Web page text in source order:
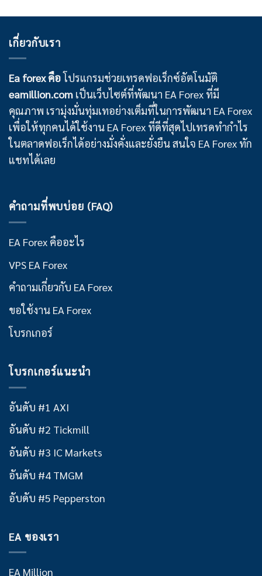
เกี่ยวกับเรา
Ea forex คือโปรแกรมช่วยเทรดฟอเร็กซ์อัตโนมัติ
eamillion.com เป็นเว็บไซต์ที่พัฒนา EA Forex ที่มี
คุณภาพ เรามุ่งมั่นทุ่มเทอย่างเต็มที่ในการพัฒนา EA Forex
เพื่อให้ทุกคนได้ใช้งาน EA Forex ที่ดีที่สุดไปเทรดทำกำไร
ในตลาดฟอเร็กได้อย่างมั่งคั่งและยั่งยืน สนใจ EA Forex ทัก
แชทได้เลย
คำถามที่พบบ่อย (FAQ)
EA Forex คืออะไร
VPS EA Forex
คำถามเกี่ยวกับ EA Forex
ขอใช้งาน EA Forex
โบรกเกอร์
โบรกเกอร์แนะนำ
อันดับ #1 AXI
อันดับ #2 Tickmill
อันดับ #3 IC Markets
อันดับ #4 TMGM
อับดับ #5 Pepperston
EA ของเรา
EA Million